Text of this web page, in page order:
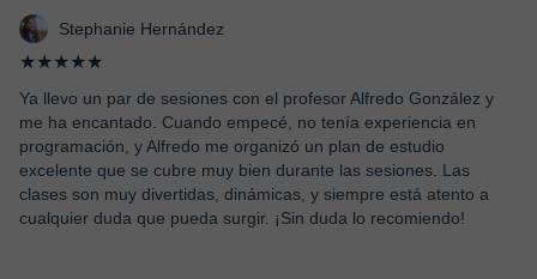
Stephanie Hernández
★★★★★
Ya llevo un par de sesiones con el profesor Alfredo González y
me ha encantado. Cuando empecé, no tenía experiencia en
programación, y Alfredo me organizó un plan de estudio
excelente que se cubre muy bien durante las sesiones. Las
clases son muy divertidas, dinámicas, y siempre está atento a
cualquier duda que pueda surgir. ¡Sin duda lo recomiendo!